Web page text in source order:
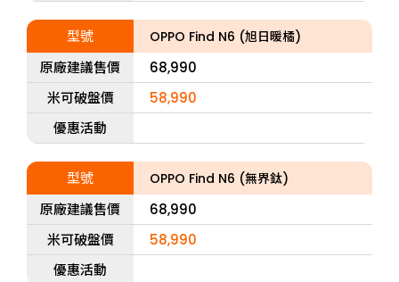
型號 OPPO Find N6 (旭日暖橘)
原廠建議售價
68,990
米可破盤價
58,990
優惠活動
型號 OPPO Find N6 (無界鈦)
原廠建議售價
68,990
米可破盤價
58,990
優惠活動